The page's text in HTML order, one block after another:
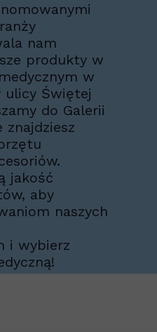
nam
produkty w
w
ulicy Świętej
do Galerii
znajdziesz
jakość
aby
naszych
i wybierz